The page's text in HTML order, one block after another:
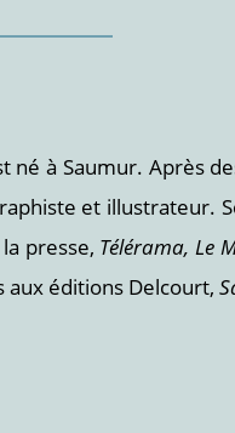
né à Saumur. Après
et illustrateur.
presse, Télérama, Le
aux éditions Delcourt,